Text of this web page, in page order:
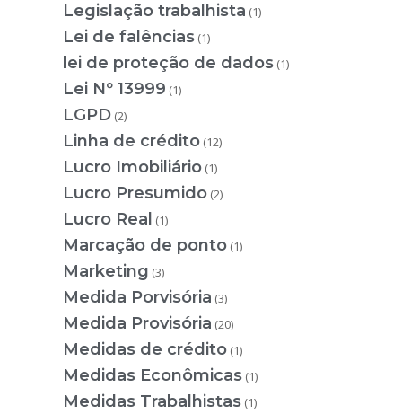
Legislação trabalhista (1)
Lei de falências (1)
lei de proteção de dados (1)
Lei Nº 13999 (1)
LGPD (2)
Linha de crédito (12)
Lucro Imobiliário (1)
Lucro Presumido (2)
Lucro Real (1)
Marcação de ponto (1)
Marketing (3)
Medida Porvisória (3)
Medida Provisória (20)
Medidas de crédito (1)
Medidas Econômicas (1)
Medidas Trabalhistas (1)